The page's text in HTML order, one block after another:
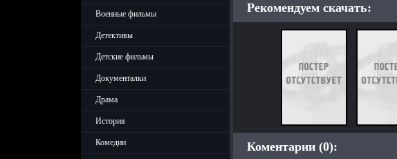
Военные фильмы
Детективы
Детские фильмы
Документалки
Драма
История
Комедии
Рекомендуем скачать:
Коментарии (0):